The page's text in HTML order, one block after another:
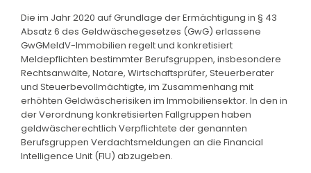
Die im Jahr 2020 auf Grundlage der Ermächtigung in § 43
Absatz 6 des Geldwäschegesetzes (GwG) erlassene
GwGMeldV-Immobilien regelt und konkretisiert
Meldepflichten bestimmter Berufsgruppen, insbesondere
Rechtsanwälte, Notare, Wirtschaftsprüfer, Steuerberater
und Steuerbevollmächtigte, im Zusammenhang mit
erhöhten Geldwäscherisiken im Immobiliensektor. In den in
der Verordnung konkretisierten Fallgruppen haben
geldwäscherechtlich Verpflichtete der genannten
Berufsgruppen Verdachtsmeldungen an die Financial
Intelligence Unit (FIU) abzugeben.